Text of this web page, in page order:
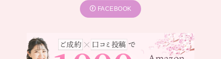
FACEBOOK